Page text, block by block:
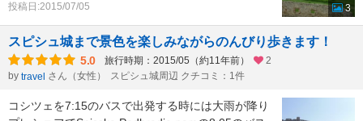
投稿日:2015/07/05
3
スピシュ城まで景色を楽しみながらのんびり歩きます！
5.0 旅行時期：2015/05（約11年前）
2
by travel さん（女性） スピシュ城周辺 クチコミ：1件
コシツェを7:15のバスで出発する時には大雨が降り